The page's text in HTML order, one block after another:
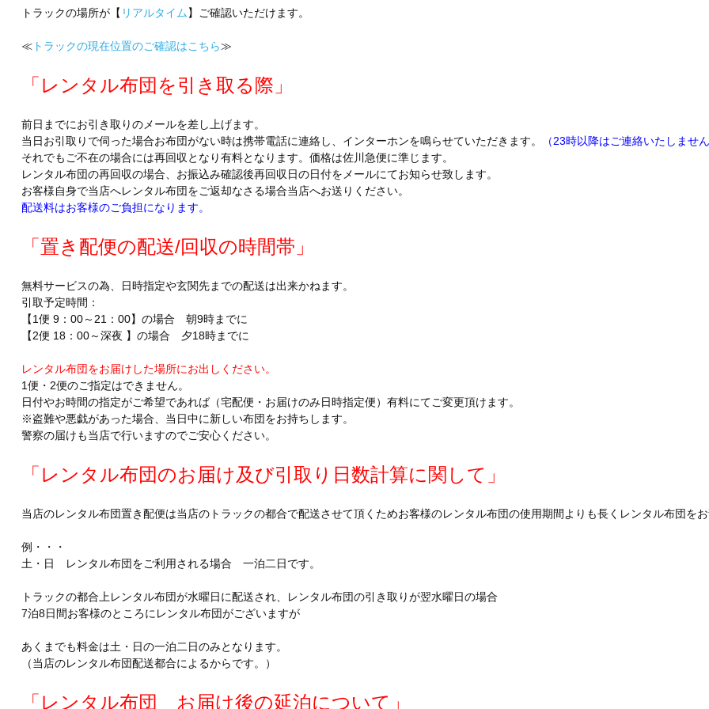
トラックの場所が【 リアルタイム】ご確認いただけます。
≪トラックの現在位置のご確認はこちら≫
「レンタル布団を引き取る際」
前日までにお引き取りのメールを差し上げます。
当日お引取りで伺った場合お布団がない時は携帯電話に連絡し、インターホンを鳴らせていただきます。
（23時以降はご連絡いたしませ
それでもご不在の場合には再回収となり有料となります。価格は佐川急便に準じます。
レンタル布団の再回収の場合、お振込み確認後再回収日の日付をメールにてお知らせ致します。
お客様自身で当店へレンタル布団をご返却なさる場合当店へお送りください。
配送料はお客様のご負担になります。
「置き配便の配送/回収の時間帯」
無料サービスの為、日時指定や玄関先までの配送は出来かねます。
引取予定時間：
【1便 9：00～21：00】の場合 朝9時までに
【2便 18：00～深夜 】の場合 夕18時までに
レンタル布団をお届けした場所にお出しください。
1便・2便のご指定はできません。
日付やお時間の指定がご希望であれば（宅配便・お届けのみ日時指定便）有料にてご変更頂けます。
※盗難や悪戯があった場合、当日中に新しい布団をお持ちします。
警察の届けも当店で行いますのでご安心ください。
「レンタル布団のお届け及び引取り日数計算に関して」
当店のレンタル布団置き配便は当店のトラックの都合で配送させて頂くためお客様のレンタル布団の使用期間よりも長くレンタル布団を
例・・・
土・日 レンタル布団をご利用される場合 一泊二日です。
トラックの都合上レンタル布団が水曜日に配送され、レンタル布団の引き取りが翌水曜日の場合
7泊8日間お客様のところにレンタル布団がございますが
あくまでも料金は土・日の一泊二日のみとなります。
（当店のレンタル布団配送都合によるからです。）
「レンタル布団 お届け後の延泊について」